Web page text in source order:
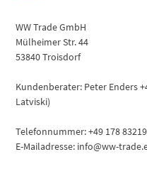
WW Trade GmbH
Mülheimer Str. 44
53840 Troisdorf
Kundenberater: Peter Enders
Latviski)
Telefonnummer: +49 178
E-Mailadresse: info@ww-